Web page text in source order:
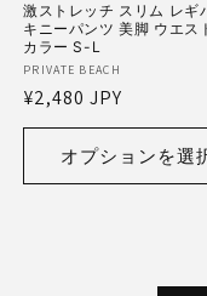
激ストレッチ スリム レギ
キニーパンツ 美脚 ウエス
カラー S-L
販
売
元:
PRIVATE BEACH
通
常
格
¥2,480 JPY
オプションを選